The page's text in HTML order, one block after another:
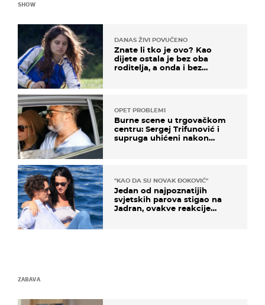
SHOW
DANAS ŽIVI POVUČENO
Znate li tko je ovo? Kao
dijete ostala je bez oba
roditelja, a onda i bez
OPET PROBLEMI
Burne scene u trgovačkom
centru: Sergej Trifunović i
supruga uhićeni nakon
"KAO DA SU NOVAK ĐOKOVIĆ"
Jedan od najpoznatijih
svjetskih parova stigao na
Jadran, ovakve reakcije
ZABAVA